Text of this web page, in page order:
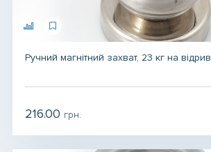
Ручний магнітний захват, 23 кг на відрив
грн.
216.00 грн.